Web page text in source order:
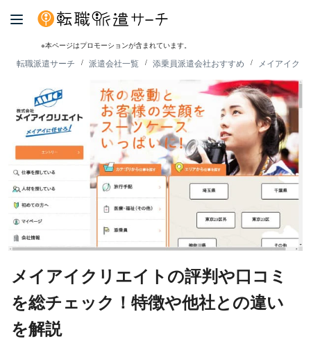
※本ページはプロモーションが含まれています。
転職派遣サーチ 派遣会社一覧 添乗員派遣会社おすすめ メイアイク
メイアイクリエイトの評判や口コミ
を総チェック！特徴や他社との違い
を解説